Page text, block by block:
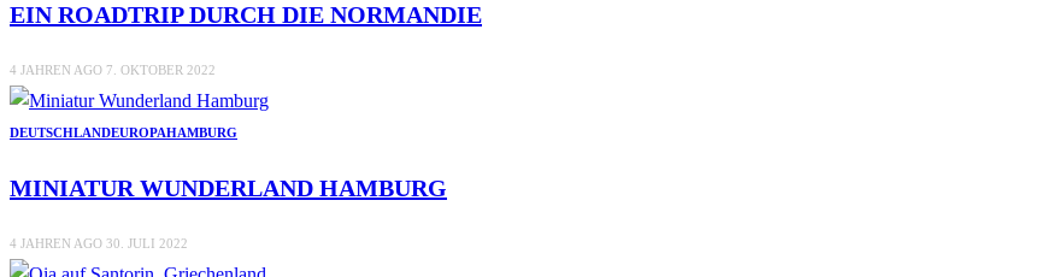
EIN ROADTRIP DURCH DIE NORMANDIE
4 JAHREN AGO 7. OKTOBER 2022
DEUTSCHLANDEUROPAHAMBURG
MINIATUR WUNDERLAND HAMBURG
4 JAHREN AGO 30. JULI 2022